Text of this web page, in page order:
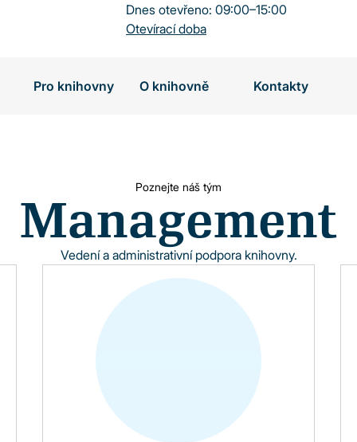
Dnes otevřeno: 09:00–15:00
Otevírací doba
Pro knihovny O knihovně Kontakty
Poznejte náš tým
Management
Vedení a administrativní podpora knihovny.